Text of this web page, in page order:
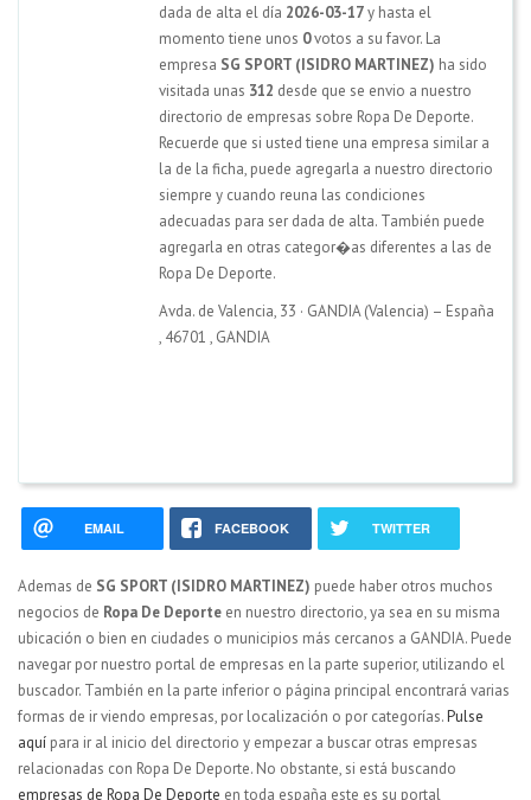
dada de alta el día 2026-03-17y hasta el
momento tiene unos 0votos a su favor. La
empresa SG SPORT (ISIDRO MARTINEZ) ha sido
visitada unas 312 desde que se envio a nuestro
directorio de empresas sobre Ropa De Deporte.
Recuerde que si usted tiene una empresa similar a
la de la ficha, puede agregarla a nuestro directorio
siempre y cuando reuna las condiciones
adecuadas para ser dada de alta. También puede
agregarla en otras categor�as diferentes a las de
Ropa De Deporte.
Avda. de Valencia, 33 · GANDIA (Valencia) – España
, 46701 , GANDIA
EMAIL FACEBOOK TWITTER
Ademas de SG SPORT (ISIDRO MARTINEZ) puede haber otros muchos
negocios de Ropa De Deporte en nuestro directorio, ya sea en su misma
ubicación o bien en ciudades o municipios más cercanos a GANDIA. Puede
navegar por nuestro portal de empresas en la parte superior, utilizando el
buscador. También en la parte inferior o página principal encontrará varias
formas de ir viendo empresas, por localización o por categorías.Pulse
aquí para ir al inicio del directorio y empezar a buscar otras empresas
relacionadas con Ropa De Deporte. No obstante, si está buscando
empresas de Ropa De Deporte en toda españa este es su portal